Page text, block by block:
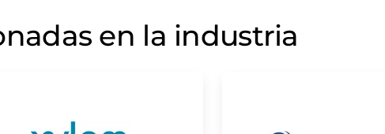
en la industria